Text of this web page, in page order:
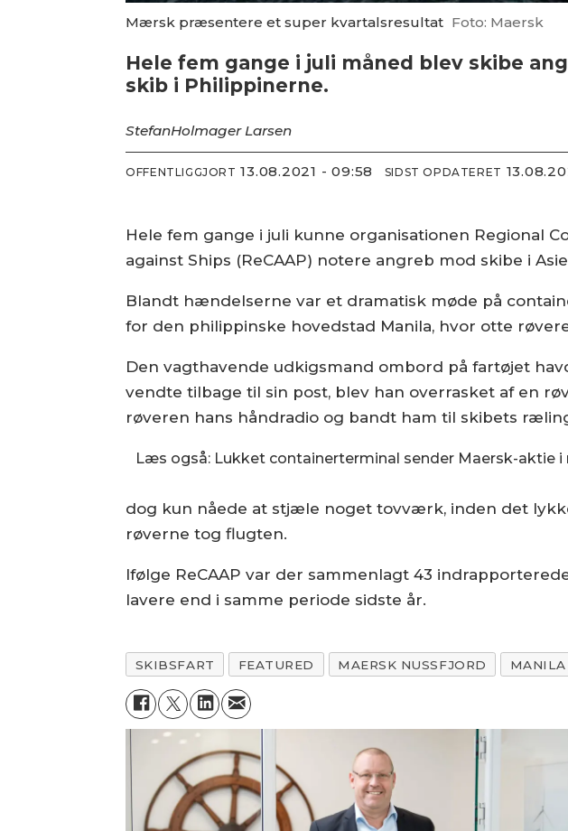
Mærsk præsentere et super kvartalsresultat Foto: Maersk
Hele fem gange i juli måned blev skibe
skib i Philippinerne.
StefanHolmager Larsen
OFFENTLIGGJORT 13.08.2021 - 09:58 SIDST OPDATERET
Hele fem gange i juli kunne organisationen Regional
against Ships (ReCAAP) notere angreb mod skibe i
Blandt hændelserne var et dramatisk møde på
for den philippinske hovedstad Manila, hvor otte
Den vagthavende udkigsmand ombord på fartøjet
vendte tilbage til sin post, blev han overrasket af en
røveren hans håndradio og bandt ham til skibets
Læs også: Lukket containerterminal sender Maersk-aktie i
dog kun nåede at stjæle noget tovværk, inden det
røverne tog flugten.
Ifølge ReCAAP var der sammenlagt 43
lavere end i samme periode sidste år.
SKIBSFART FEATURED MAERSK NUSSFJORD MANILA